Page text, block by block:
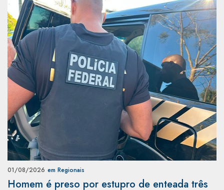
01/08/2026 em Regionais
Homem é preso por estupro de enteada três